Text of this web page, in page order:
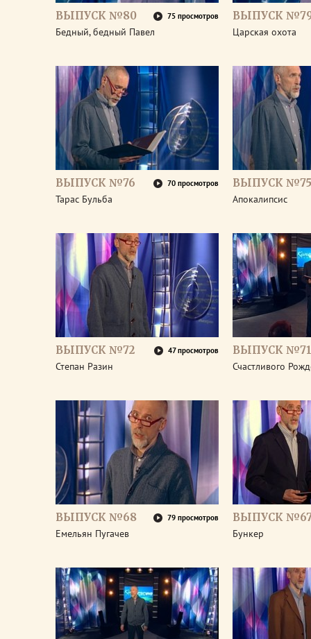
ВЫПУСК №80 75 просмотров
Бедный, бедный Павел
ВЫПУСК
Царская охота
ВЫПУСК №76 70 просмотров
Тарас Бульба
ВЫПУСК №75
Апокалипсис
ВЫПУСК №72 47 просмотров
Степан Разин
ВЫПУСК №71
Счастливого
ВЫПУСК №68 79 просмотров
Емельян Пугачев
ВЫПУСК
Бункер